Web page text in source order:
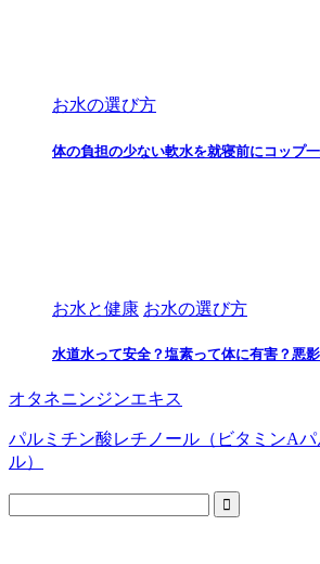
お水の選び方
体の負担の少ない軟水を就寝前にコップ
お水と健康 お水の選び方
水道水って安全？塩素って体に有害？悪
オタネニンジンエキス
パルミチン酸レチノール（ビタミンA
ル）